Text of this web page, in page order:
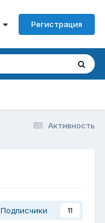
Регистрация
Активность
Подписчики 11